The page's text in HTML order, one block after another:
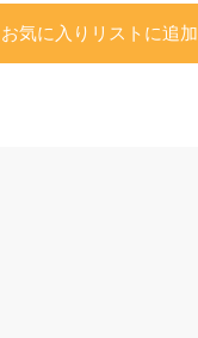
お気に入りリストに追加